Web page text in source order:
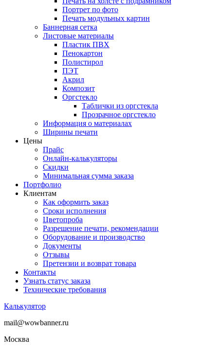
Портрет по фото
Печать модульных картин
Баннерная сетка
Листовые материалы
Пластик ПВХ
Пенокартон
Полистирол
ПЭТ
Акрил
Композит
Оргстекло
Таблички из оргстекла
Прозрачное оргстекло
Информация о материалах
Ширины печати
Цены
Прайс
Онлайн-калькуляторы
Скидки
Минимальная сумма заказа
Портфолио
Клиентам
Как оформить заказ
Сроки исполнения
Цветопроба
Разрешение печати, рекомендации
Оборудование и производство
Документы
Отзывы
Претензии и возврат товара
Контакты
Узнать статус заказа
Технические требования
Калькулятор
mail@wowbanner.ru
Москва